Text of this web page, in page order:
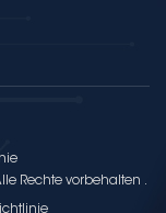
Rechte vorbehalten .